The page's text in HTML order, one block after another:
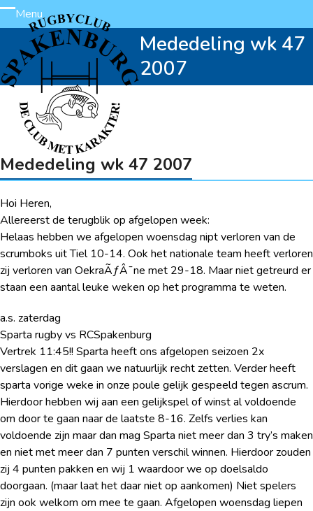
Skip
to
content
Menu
Open
mobile
menu
Close
mobile
menu
Mededeling wk 47
2007
Mededeling wk 47 2007
Hoi Heren,
Allereerst de terugblik op afgelopen week:
Helaas hebben we afgelopen woensdag nipt verloren van de
scrumboks uit Tiel 10-14. Ook het nationale team heeft verloren
zij verloren van OekraÃƒÂ¯ne met 29-18. Maar niet getreurd er
staan een aantal leuke weken op het programma te weten.
a.s. zaterdag
Sparta rugby vs RCSpakenburg
Vertrek 11:45!! Sparta heeft ons afgelopen seizoen 2x
verslagen en dit gaan we natuurlijk recht zetten. Verder heeft
sparta vorige weke in onze poule gelijk gespeeld tegen ascrum.
Hierdoor hebben wij aan een gelijkspel of winst al voldoende
om door te gaan naar de laatste 8-16. Zelfs verlies kan
voldoende zijn maar dan mag Sparta niet meer dan 3 try’s maken
en niet met meer dan 7 punten verschil winnen. Hierdoor zouden
zij 4 punten pakken en wij 1 waardoor we op doelsaldo
doorgaan. (maar laat het daar niet op aankomen) Niet spelers
zijn ook welkom om mee te gaan. Afgelopen woensdag liepen